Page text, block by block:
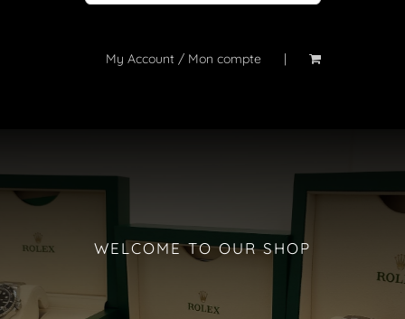
Blog
My Account / Mon compte
WELCOME TO OUR SHOP